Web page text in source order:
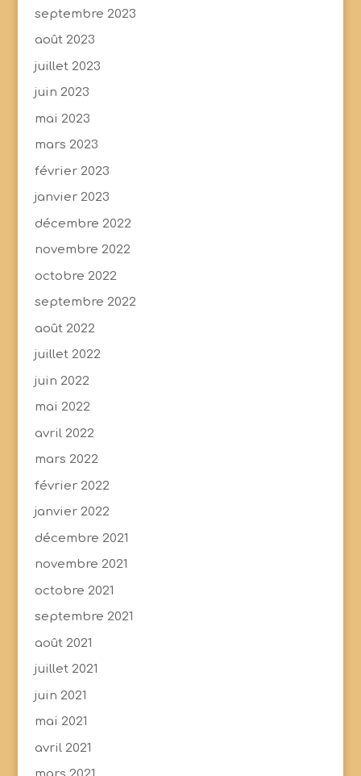
septembre 2023
août 2023
juillet 2023
juin 2023
mai 2023
mars 2023
février 2023
janvier 2023
décembre 2022
novembre 2022
octobre 2022
septembre 2022
août 2022
juillet 2022
juin 2022
mai 2022
avril 2022
mars 2022
février 2022
janvier 2022
décembre 2021
novembre 2021
octobre 2021
septembre 2021
août 2021
juillet 2021
juin 2021
mai 2021
avril 2021